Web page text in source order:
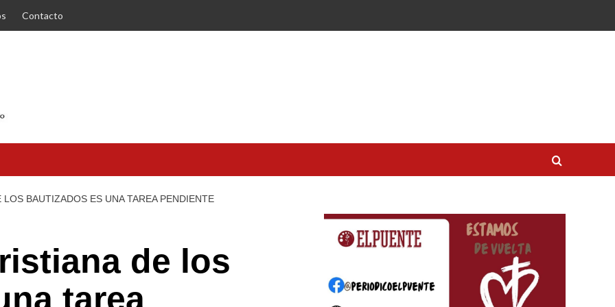
Contacto
BAUTIZADOS ES UNA TAREA PENDIENTE
de los
tarea